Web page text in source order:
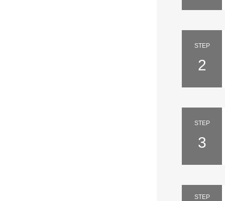
STEP
2
STEP
3
STEP